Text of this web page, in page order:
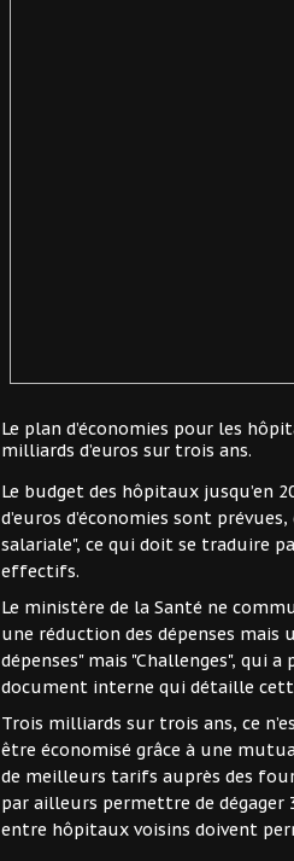
Le plan d’économies pour les
milliards d’euros sur trois ans.
Le budget des hôpitaux jusqu’en
d’euros d’économies sont
salariale", ce qui doit se traduire
effectifs.
Le ministère de la Santé ne
une réduction des dépenses
dépenses" mais "Challenges", qui
document interne qui détaille
Trois milliards sur trois ans, ce
être économisé grâce à une
de meilleurs tarifs auprès des
par ailleurs permettre de dégager
entre hôpitaux voisins doivent